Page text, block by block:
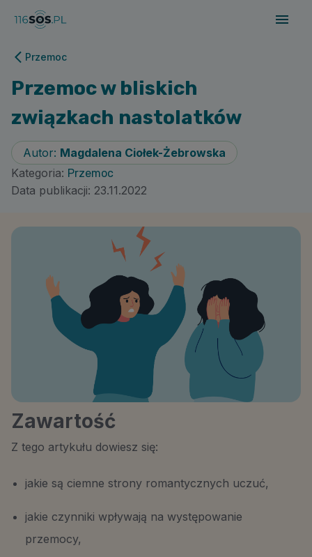
Przemoc
Przemoc w bliskich
związkach nastolatków
Autor: Magdalena Ciołek-Żebrowska
Kategoria: Przemoc
Data publikacji: 23.11.2022
Zawartość
Z tego artykułu dowiesz się:
jakie są ciemne strony romantycznych uczuć,
jakie czynniki wpływają na występowanie
przemocy,